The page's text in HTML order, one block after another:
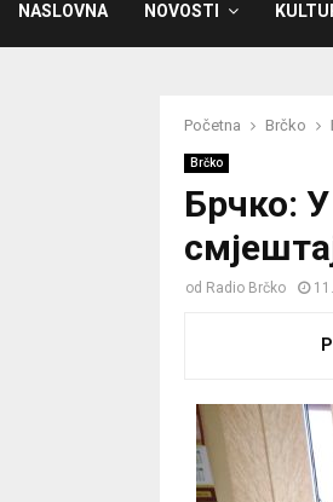
NASLOVNA NOVOSTI
Početna Brčko
Brčko
Брчко:
od Radio Brčko